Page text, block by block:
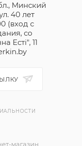
Минский
40 лет
(вход с
со
Естi", 11
магазин